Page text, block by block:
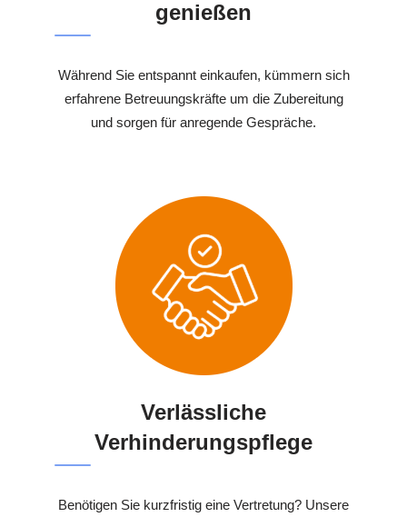
genießen
Während Sie entspannt einkaufen, kümmern sich
erfahrene Betreuungskräfte um die Zubereitung
und sorgen für anregende Gespräche.
Verlässliche
Verhinderungspflege
Benötigen Sie kurzfristig eine Vertretung? Unsere